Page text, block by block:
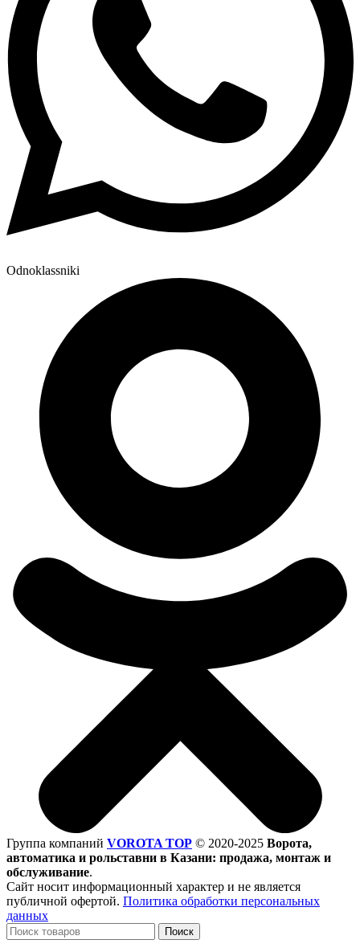
Odnoklassniki
Группа компаний VOROTA TOP © 2020-2025 Ворота,
автоматика и рольставни в Казани: продажа, монтаж и
обслуживание.
Сайт носит информационный характер и не является
публичной офертой. Политика обработки персональных
данных
Поиск